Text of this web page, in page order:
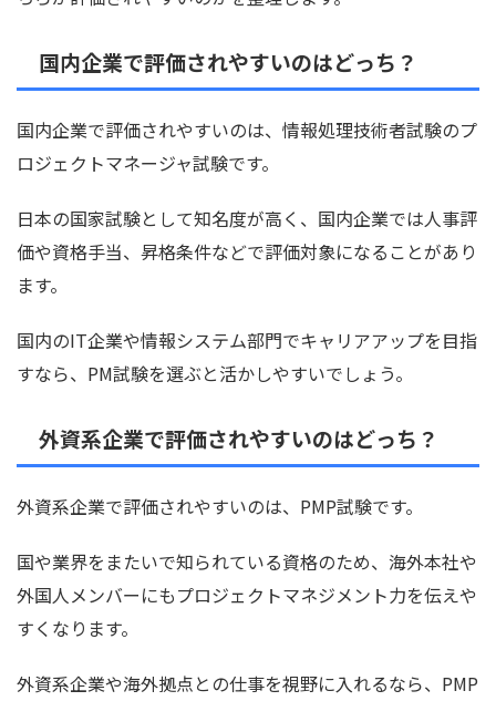
国内企業で評価されやすいのはどっち？
国内企業で評価されやすいのは、情報処理技術者試験のプ
ロジェクトマネージャ試験です。
日本の国家試験として知名度が高く、国内企業では人事評
価や資格手当、昇格条件などで評価対象になることがあり
ます。
国内のIT企業や情報システム部門でキャリアアップを目指
すなら、PM試験を選ぶと活かしやすいでしょう。
外資系企業で評価されやすいのはどっち？
外資系企業で評価されやすいのは、PMP試験です。
国や業界をまたいで知られている資格のため、海外本社や
外国人メンバーにもプロジェクトマネジメント力を伝えや
すくなります。
外資系企業や海外拠点との仕事を視野に入れるなら、PMP